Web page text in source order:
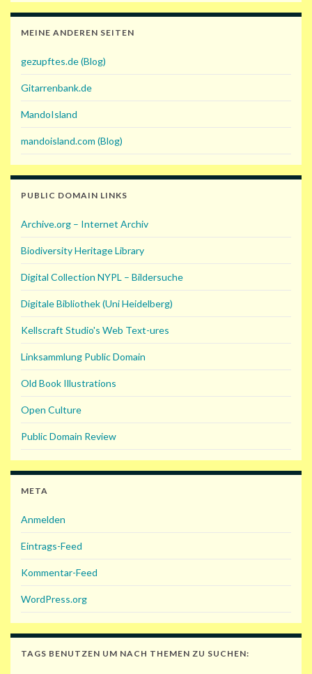
MEINE ANDEREN SEITEN
gezupftes.de (Blog)
Gitarrenbank.de
MandoIsland
mandoisland.com (Blog)
PUBLIC DOMAIN LINKS
Archive.org – Internet Archiv
Biodiversity Heritage Library
Digital Collection NYPL – Bildersuche
Digitale Bibliothek (Uni Heidelberg)
Kellscraft Studio's Web Text-ures
Linksammlung Public Domain
Old Book Illustrations
Open Culture
Public Domain Review
META
Anmelden
Eintrags-Feed
Kommentar-Feed
WordPress.org
TAGS BENUTZEN UM NACH THEMEN ZU SUCHEN: